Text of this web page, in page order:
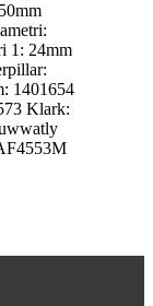
1: 24mm
1401654
Klark: